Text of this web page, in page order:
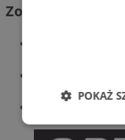
Zobacz również
Wiadomości
POKAŻ
Niezbędne